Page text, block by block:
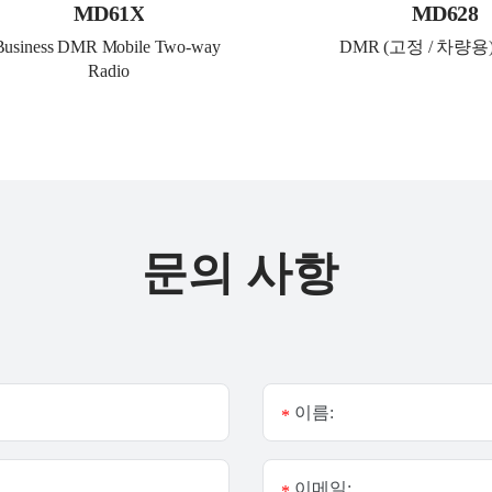
MD61X
DMR Mobile Two-way
Radio
MD628
DMR (고정 / 차량용
문의 사항
이름:
*
이메일: